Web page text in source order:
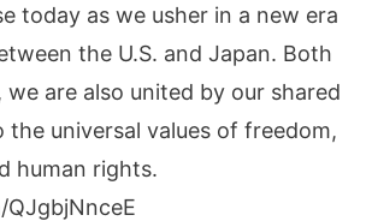
today as we usher in a new era
the U.S. and Japan. Both
we are also united by our shared
universal values of freedom,
human rights.